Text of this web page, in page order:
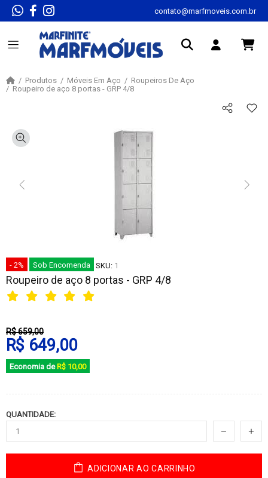
contato@marfmoveis.com.br
Produtos Móveis Em Aço
Roupeiros De Aço
Roupeiro de aço 8 portas - GRP 4/8
- 2% Sob Encomenda SKU: 1
Roupeiro de aço 8 portas - GRP 4/8
R$ 659,00
R$ 649,00
Economia de R$ 10,00
QUANTIDADE:
ADICIONAR AO CARRINHO